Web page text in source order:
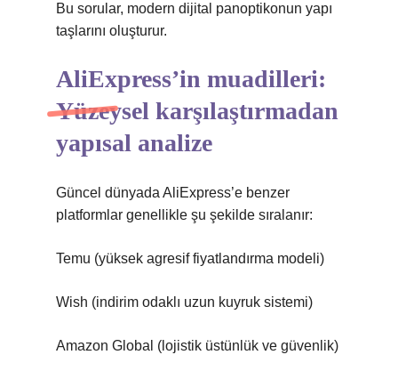
Bu sorular, modern dijital panoptikonun yapı
taşlarını oluşturur.
AliExpress’in muadilleri:
Yüzeysel karşılaştırmadan
yapısal analize
Güncel dünyada AliExpress’e benzer
platformlar genellikle şu şekilde sıralanır:
Temu (yüksek agresif fiyatlandırma modeli)
Wish (indirim odaklı uzun kuyruk sistemi)
Amazon Global (lojistik üstünlük ve güvenlik)